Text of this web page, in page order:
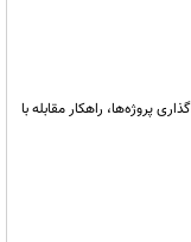
پروژه‌ها، راهکار مقابله با